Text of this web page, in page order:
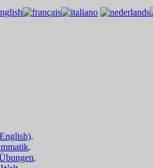
.
.
.